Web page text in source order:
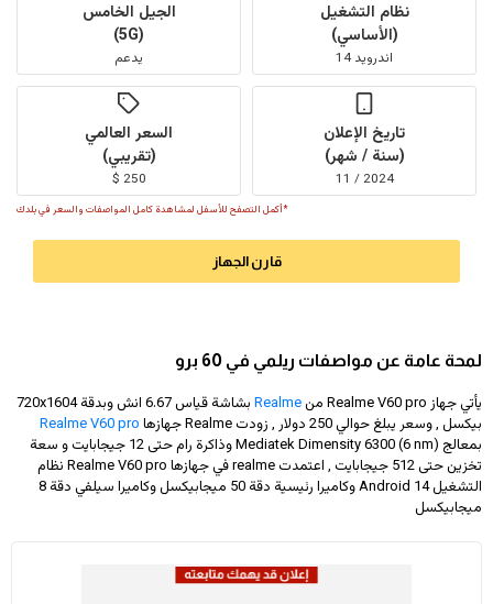
نظام التشغيل
(الأساسي)
اندرويد 14
الجيل الخامس
(5G)
يدعم
تاريخ الإعلان
(سنة / شهر)
2024 / 11
السعر العالمي
(تقريبي)
250 $
*أكمل التصفح للأسفل لمشاهدة كامل المواصفات والسعر في بلدك
قارن الجهاز
لمحة عامة عن مواصفات ريلمي في 60 برو
يأتي جهاز Realme V60 pro من Realme بشاشة قياس 6.67 انش وبدقة
720x1604
بيكسل , وسعر يبلغ حوالي 250 دولار
, زودت Realme جهازها
Realme V60 pro
بمعالج Mediatek Dimensity 6300 (6 nm) وذاكرة رام حتى 12 جيجابايت و سعة
تخزين حتى 512 جيجابايت , اعتمدت realme في جهازها Realme V60 pro نظام
التشغيل Android 14 وكاميرا رئيسية دقة 50 ميجابيكسل وكاميرا سيلفي دقة 8
ميجابيكسل